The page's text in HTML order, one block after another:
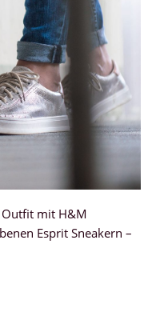
mit H&M
Esprit Sneakern –